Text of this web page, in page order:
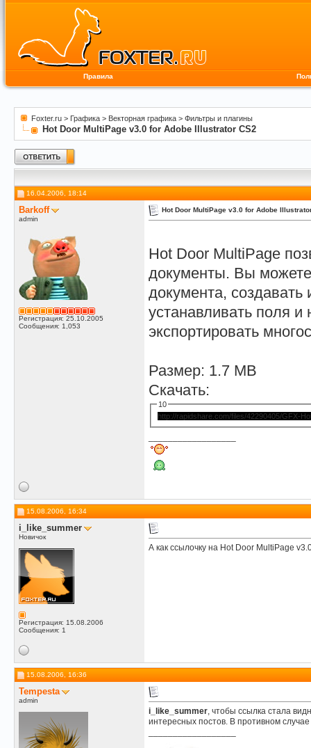
Правила
Foxter.ru > Графика > Векторная графика > Фильтры и плагины
Hot Door MultiPage v3.0 for Adobe Illustrator CS2
16.04.2006, 18:14
Barkoff
admin
Регистрация: 25.10.2005
Сообщения: 1,053
Hot Door MultiPage v3.0 for Adobe
Hot Door MultiPage
документы. Вы можете
документа, создавать
устанавливать поля
экспортировать
Размер: 1.7 MB
Скачать:
10
http://rapidshare.com/files/42290405/GFX-
15.08.2006, 16:34
i_like_summer
Новичок
Регистрация: 15.08.2006
Сообщения: 1
А как ссылочку на Hot Door MultiPage
15.08.2006, 16:36
Tempesta
admin
i_like_summer, чтобы ссылка стала
интересных постов. В противном